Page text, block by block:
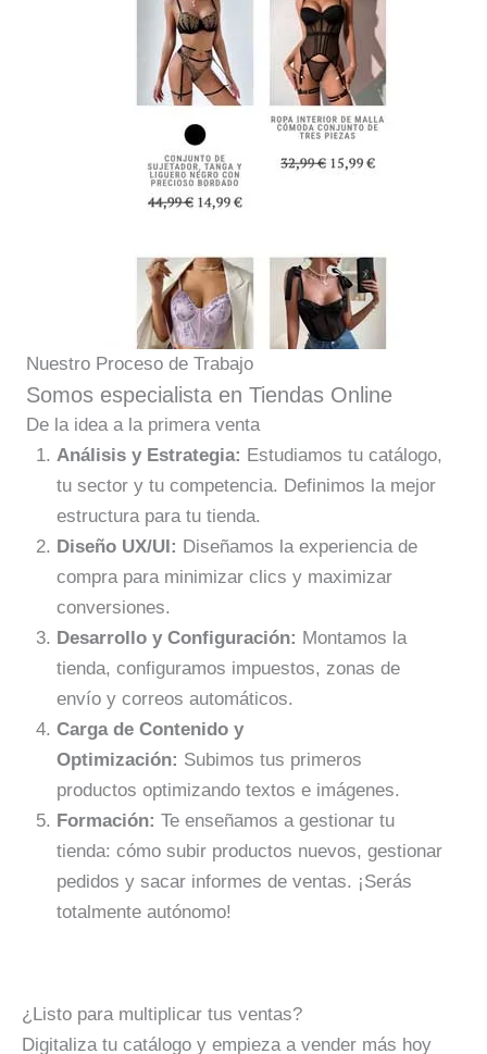
Nuestro Proceso de Trabajo
Somos especialista en Tiendas Online
De la idea a la primera venta
Análisis y Estrategia: Estudiamos tu catálogo,
tu sector y tu competencia. Definimos la mejor
estructura para tu tienda.
Diseño UX/UI: Diseñamos la experiencia de
compra para minimizar clics y maximizar
conversiones.
Desarrollo y Configuración: Montamos la
tienda, configuramos impuestos, zonas de
envío y correos automáticos.
Carga de Contenido y
Optimización: Subimos tus primeros
productos optimizando textos e imágenes.
Formación: Te enseñamos a gestionar tu
tienda: cómo subir productos nuevos, gestionar
pedidos y sacar informes de ventas. ¡Serás
totalmente autónomo!
¿Listo para multiplicar tus ventas?
Digitaliza tu catálogo y empieza a vender más hoy